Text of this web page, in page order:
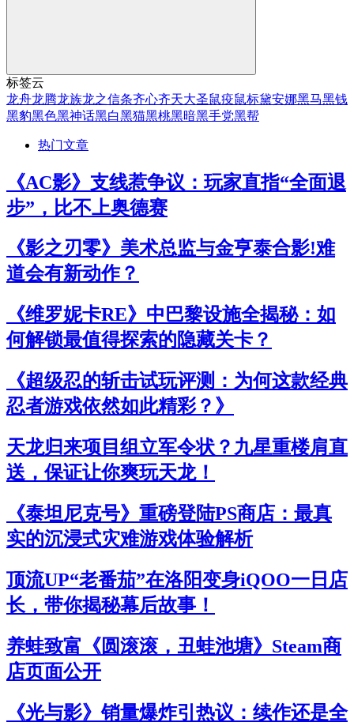
标签云
龙舟龙腾龙族龙之信条齐心齐天大圣鼠疫鼠标黛安娜黑马黑钱
黑豹黑色黑神话黑白黑猫黑桃黑暗黑手党黑帮
热门文章
《AC影》支线惹争议：玩家直指“全面退
步”，比不上奥德赛
《影之刃零》美术总监与金亨泰合影!难
道会有新动作？
《维罗妮卡RE》中巴黎设施全揭秘：如
何解锁最值得探索的隐藏关卡？
《超级忍的斩击试玩评测：为何这款经典
忍者游戏依然如此精彩？》
天龙归来项目组立军令状？九星重楼肩直
送，保证让你爽玩天龙！
《泰坦尼克号》重磅登陆PS商店：最真
实的沉浸式灾难游戏体验解析
顶流UP“老番茄”在洛阳变身iQOO一日店
长，带你揭秘幕后故事！
养蛙致富《圆滚滚，丑蛙池塘》Steam商
店页面公开
《光与影》销量爆炸引热议：续作还是全